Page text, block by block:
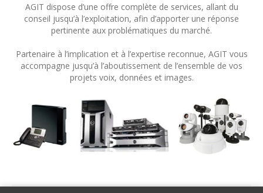
AGIT dispose d’une offre complète de services, allant du
conseil jusqu’à l’exploitation, afin d’apporter une réponse
pertinente aux problématiques du marché.
Partenaire à l’implication et à l’expertise reconnue, AGIT vous
accompagne jusqu’à l’aboutissement de l’ensemble de vos
projets voix, données et images.